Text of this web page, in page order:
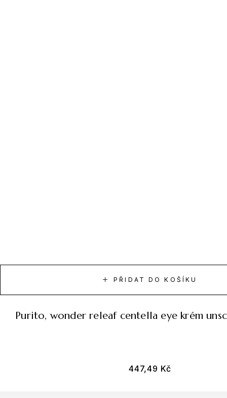
PŘIDAT DO KOŠÍKU
purito, wonder releaf centella eye krém
447,49 Kč